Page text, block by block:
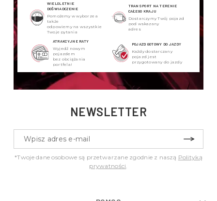
WIELOLETNIE
DOŚWIADCZENIE
Pomożemy w wyborze a
także
odpowiemy na wszystkie
Twoje pytania
TRANSPORT NA TERENIE
CAŁEGO KRAJU
Dostarczymy Twój pojazd
pod wskazany
adres
ATRAKCYJNE RATY
Wyjedź nowym
pojazdem
bez obciążania
portfela!
POJAZD GOTOWY DO JAZDY
Każdy dostarczany
pojazd jest
przygotowany do jazdy
NEWSLETTER
*Twoje dane osobowe są przetwarzane zgodnie z naszą Polityką
prywatności.